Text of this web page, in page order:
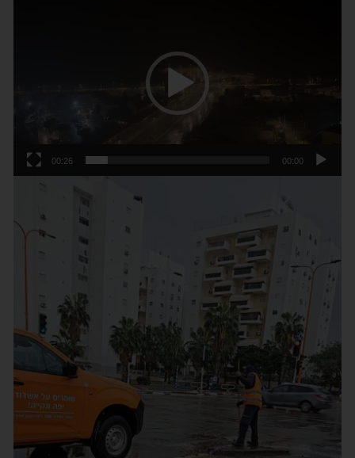
00:00
00:26